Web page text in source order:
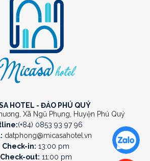
HOTEL - ĐẢO PHÚ QUÝ
Xã Ngũ Phụng, Huyện Phú Quý
(+84) 0853 93 97 96
datphong@micasahotel.vn
Check-in: 13:00 pm
Check-out: 11:00 pm